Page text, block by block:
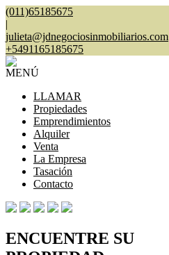
(011)65185675
|
julieta@jdnegociosinmobiliarios.com
+5491165185675
MENÚ
LLAMAR
Propiedades
Emprendimientos
Alquiler
Venta
La Empresa
Tasación
Contacto
ENCUENTRE SU